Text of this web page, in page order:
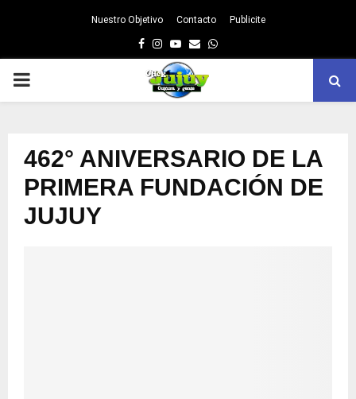
Nuestro Objetivo Contacto Publicite
Facebook
Instagram
Youtube
EmailWhatsapp
PRIMARY
462° ANIVERSARIO DE LA
PRIMERA FUNDACIÓN DE
JUJUY